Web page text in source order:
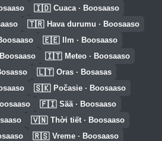
🇮🇩 Cuaca · Boosaaso
🇹🇷 Hava durumu · Boosaaso
🇪🇪 Ilm · Boosaaso
🇮🇹 Meteo · Boosaaso
🇱🇹 Oras · Bosasas
🇸🇰 Počasie · Boosaaso
🇫🇮 Sää · Boosaaso
🇻🇳 Thời tiết · Boosaaso
🇷🇸 Vreme · Boosaaso